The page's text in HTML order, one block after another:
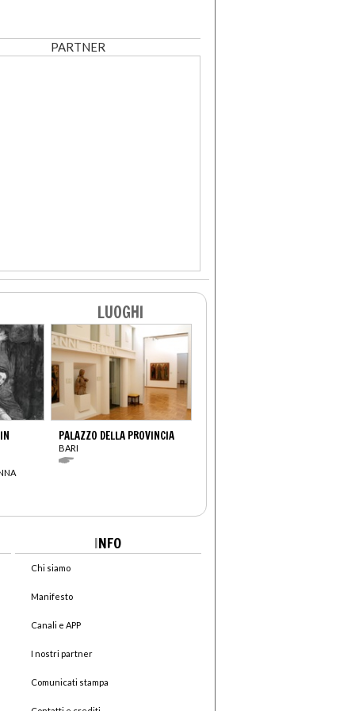
PARTNER
LUOGHI
PALAZZO DELLA PROVINCIA
BARI
INFO
Chi siamo
Manifesto
Canali e APP
I nostri partner
Comunicati stampa